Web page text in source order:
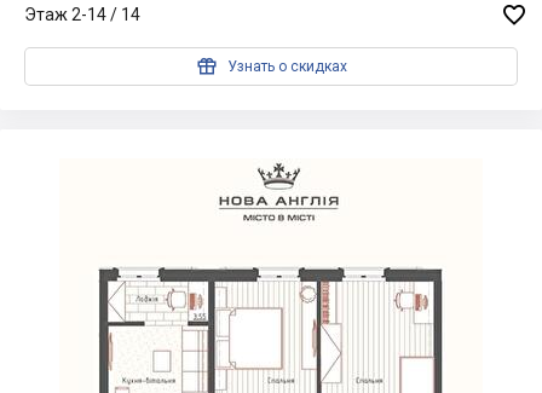
Этаж 2-14 / 14 
 Узнать о скидках